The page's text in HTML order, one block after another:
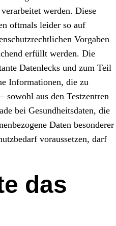
werden. Diese
oftmals leider so auf
Vorgaben
erfüllt werden. Die
Datenlecks und zum Teil
Informationen, die zu
sowohl aus den Testzentren
bei Gesundheitsdaten, die
Daten besonderer
voraussetzen, darf
das